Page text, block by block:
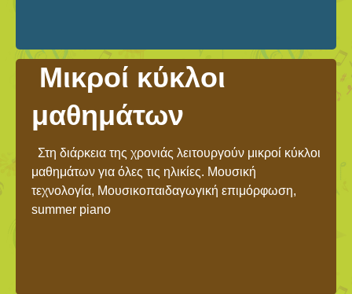
Μικροί κύκλοι
μαθημάτων
Στη διάρκεια της χρονιάς λειτουργούν μικροί κύκλοι
μαθημάτων για όλες τις ηλικίες. Μουσική
τεχνολογία, Μουσικοπαιδαγωγική επιμόρφωση,
summer piano